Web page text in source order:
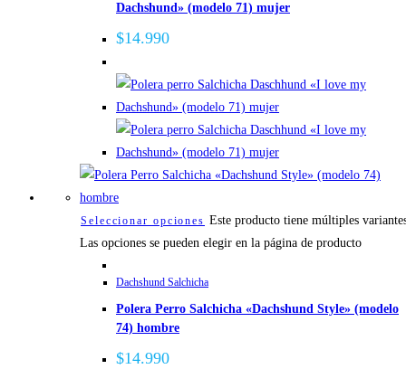
Dachshund» (modelo 71) mujer
$14.990
Seleccionar opciones Este producto tiene múltiples
Las opciones se pueden elegir en la página de producto
Dachshund Salchicha
Polera Perro Salchicha «Dachshund Style» (modelo
74) hombre
$14.990